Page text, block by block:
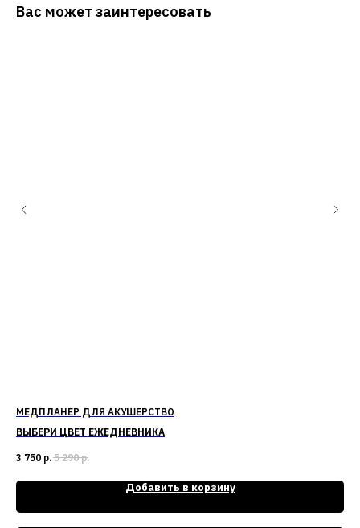
Вас может заинтересовать
МЕДПЛАНЕР ДЛЯ АКУШЕРСТВО
ВЫБЕРИ ЦВЕТ ЕЖЕДНЕВНИКА
3 750 р. 5 290 р.
Добавить в корзину